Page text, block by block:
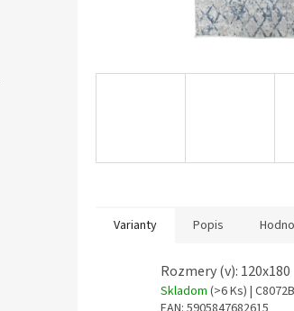
Varianty Popis
Rozmery (v): 120x180
Skladom (>6 Ks) |